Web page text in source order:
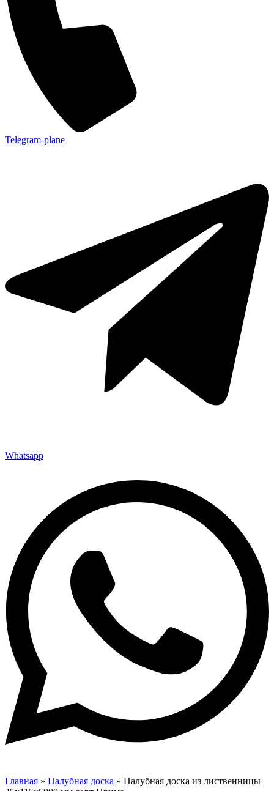
Telegram-plane
Whatsapp
Главная » Палубная доска » Палубная доска из лиственницы